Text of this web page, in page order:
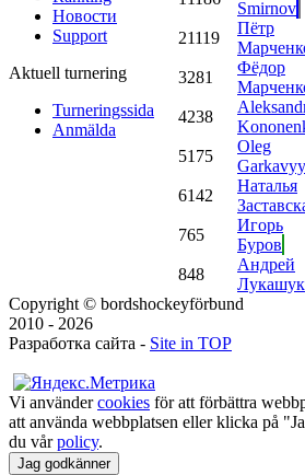
Новости
Support
Aktuell turnering
Turneringssida
Anmälda
Smirnov
21119
Пётр
3281
Фёдор
4238
5175
Oleg
Garkavyy
6142
Наталья
765
Игорь
Буров
848
Андрей
Лукашук
Copyright © bordshockeyförbund
2010 - 2026
Разработка сайта - Site in TOP
Vi användercookies för att förbättra
att använda webbplatsen eller klicka på
du vårpolicy.
Jag godkänner